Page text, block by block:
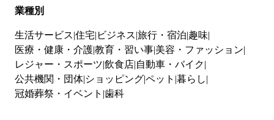
業種別
生活サービス 住宅 ビジネス 旅行・宿泊 趣味
医療・健康・介護教育・習い事 美容・ファッション
レジャー・スポーツ 飲食店 自動車・バイク
公共機関・団体 ショッピングペット 暮らし
冠婚葬祭・イベント 歯科